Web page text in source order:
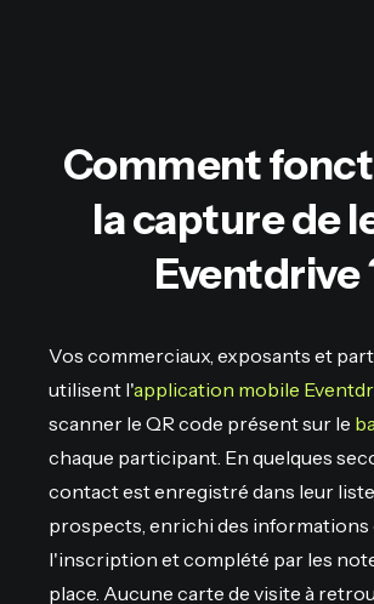
Comment
la capture de
Eventdrive
Vos commerciaux, exposants et
utilisent l'application mobile
scanner le QR code présent sur le
chaque participant. En quelques
contact est enregistré dans leur
prospects, enrichi des informations
l'inscription et complété par les
place. Aucune carte de visite à